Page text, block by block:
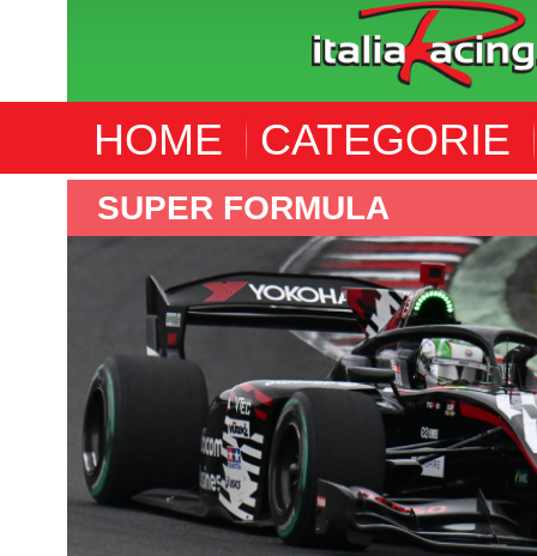
HOME CATEGORIE
SUPER FORMULA